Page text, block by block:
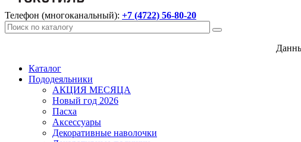
Телефон (многоканальный): +7 (4722) 56-80-20
Каталог
Пододеяльники
АКЦИЯ МЕСЯЦА
Новый год 2026
Пасха
Аксессуары
Декоративные наволочки